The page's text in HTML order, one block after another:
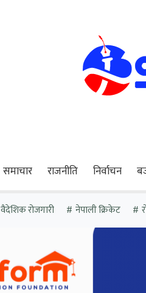
समाचार राजनीति निर्वाचन
वैदेशिक रोजगारी नेपाली क्रिकेट